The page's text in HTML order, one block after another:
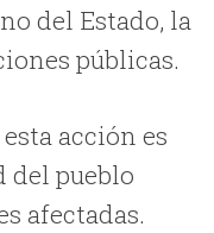
del Estado, la
públicas.
acción es
del pueblo
afectadas.